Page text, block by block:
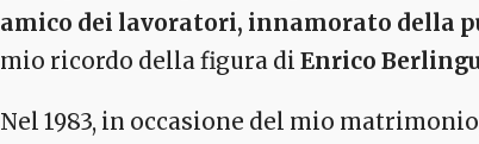
amico dei lavoratori, innamorato della
mio ricordo della figura di Enrico
Nel 1983, in occasione del mio